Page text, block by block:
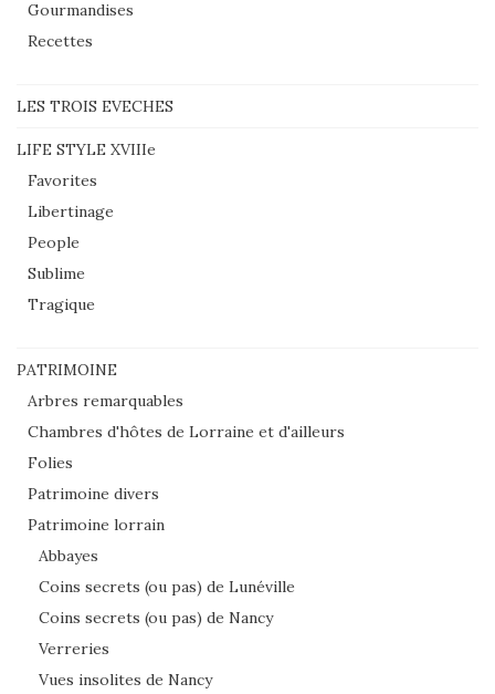
Gourmandises
Recettes
LES TROIS EVECHES
LIFE STYLE XVIIIe
Favorites
Libertinage
People
Sublime
Tragique
PATRIMOINE
Arbres remarquables
Chambres d'hôtes de Lorraine et d'ailleurs
Folies
Patrimoine divers
Patrimoine lorrain
Abbayes
Coins secrets (ou pas) de Lunéville
Coins secrets (ou pas) de Nancy
Verreries
Vues insolites de Nancy